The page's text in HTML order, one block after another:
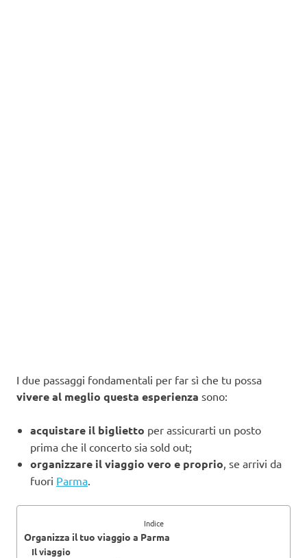
I due passaggi fondamentali per far sì che tu possa
vivere al meglio questa esperienza sono:
acquistare il biglietto per assicurarti un posto
prima che il concerto sia sold out;
organizzare il viaggio vero e proprio , se arrivi da
fuori Parma
Indice
Organizza il tuo viaggio a Parma
Il viaggio